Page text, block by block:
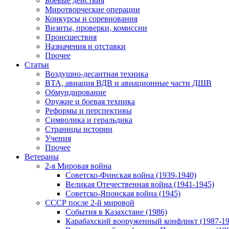
Миротворческие операции
Конкурсы и соревнования
Визиты, проверки, комиссии
Происшествия
Назначения и отставки
Прочее
Статьи
Воздушно-десантная техника
ВТА, авиация ВДВ и авиационные части ДШВ
Обмундирование
Оружие и боевая техника
Реформы и перспективы
Символика и геральдика
Страницы истории
Учения
Прочее
Ветераны
2-я Мировая война
Советско-Финская война (1939-1940)
Великая Отечественная война (1941-1945)
Советско-Японская война (1945)
СССР после 2-й мировой
События в Казахстане (1986)
Карабахский вооруженный конфликт (1987-